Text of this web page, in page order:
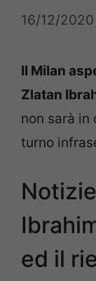
16/12/2020
Il Milan
Zlatan
non sarà in
turno
ed il